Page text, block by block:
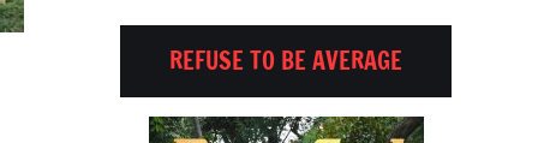
REFUSE TO BE AVERAGE